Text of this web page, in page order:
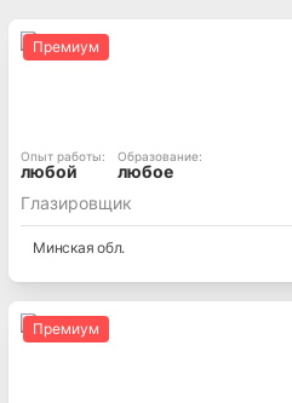
Премиум
Опыт работы:
любой
Образование:
любое
Глазировщик
Минская обл.
Премиум